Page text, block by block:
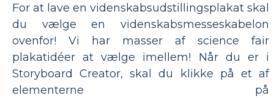
For at lave en videnskabsudstillingsplakat skal
du vælge en videnskabsmesseskabelon
ovenfor! Vi har masser af science fair
plakatidéer at vælge imellem! Når du er i
Storyboard Creator, skal du klikke på et af
elementerne på